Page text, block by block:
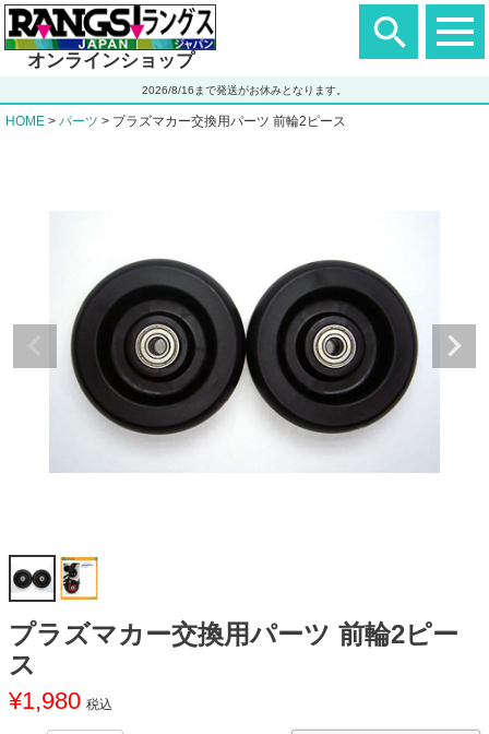
ヘ
ダ
エ
ア
オンラインショップ
2026/8/16まで発送がお休みとなります。
HOME パーツ プラズマカー交換用パーツ 前輪2ピース
プラズマカー交換用パーツ 前輪2ピー
ス
¥1,980 税込